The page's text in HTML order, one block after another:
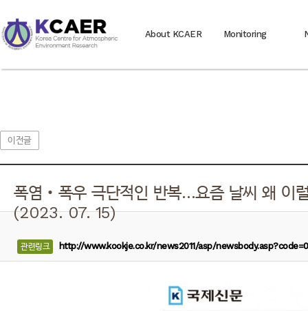
About KCAER Monitoring
이전글
폭염‧폭우 극단적인 반복…요즘 날씨 왜 이
(2023. 07. 15)
관련링크 http://www.kookje.co.kr/news2011/asp/